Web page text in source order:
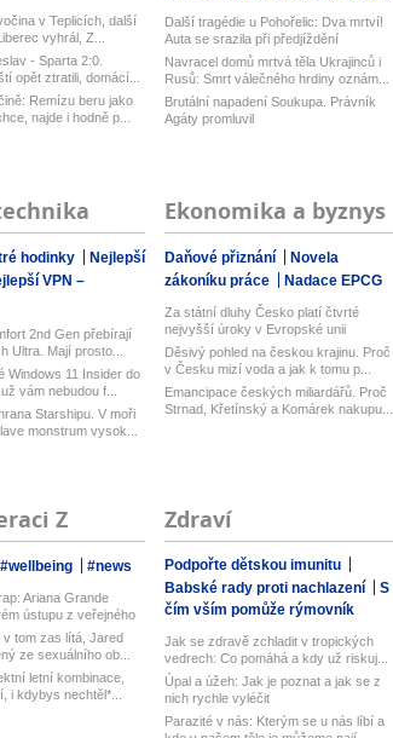
v Teplicích, další
vyhrál, Z...
- Sparta 2:0.
opět ztratili, domácí...
Remízu beru jako
najde i hodně p...
Další tragédie u Pohořelic: Dva mrtví!
Auta se srazila při předjíždění
Navracel domů mrtvá těla Ukrajinců i
Rusů: Smrt válečného hrdiny oznám...
Brutální napadení Soukupa. Právník
Agáty promluvil
hodinky
Nejlepší
VPN –
2nd Gen přebírají
Ultra. Mají prosto...
Windows 11 Insider do
vám nebudou f...
Starshipu. V moři
monstrum vysok...
Ekonomika a byznys
Daňové přiznání
Novela
zákoníku práce
Nadace EPCG
Za státní dluhy Česko platí čtvrté
nejvyšší úroky v Evropské unii
Děsivý pohled na českou krajinu. Proč
v Česku mizí voda a jak k tomu p...
Emancipace českých miliardářů. Proč
Strnad, Křetínský a Komárek nakupu...
Z
#wellbeing #news
Ariana Grande
ústupu z veřejného
v tom zas lítá, Jared
ze sexuálního ob...
letní kombinace,
i kdybys nechtěl*...
Zdraví
Podpořte dětskou imunitu
Babské rady proti nachlazení
S
čím vším pomůže rýmovník
Jak se zdravě zchladit v tropických
vedrech: Co pomáhá a kdy už riskuj...
Úpal a úžeh: Jak je poznat a jak se z
nich rychle vyléčit
Parazité v nás: Kterým se u nás líbí a